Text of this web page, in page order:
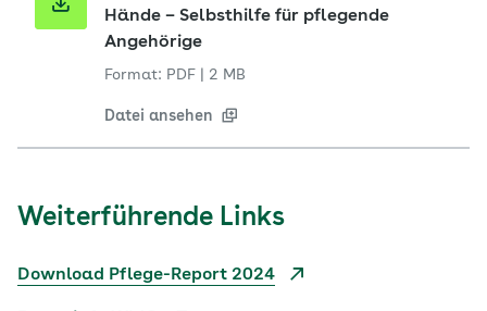
Hände – Selbsthilfe für pflegende
Angehörige
Format: PDF 2 MB
Datei ansehen
Weiterführende Links
Download Pflege-Report 2024